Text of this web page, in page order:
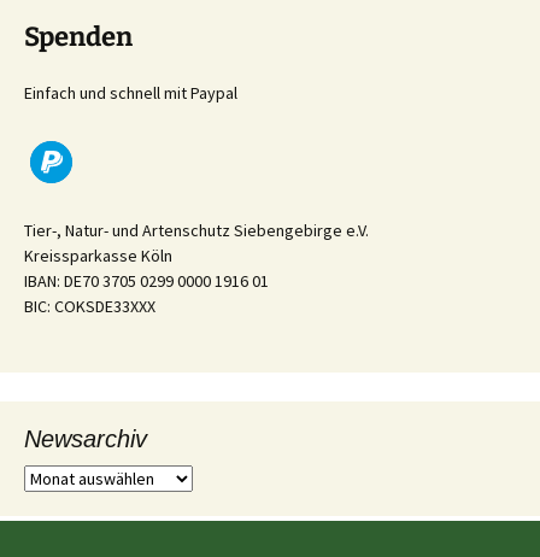
Spenden
Einfach und schnell mit Paypal
Tier-, Natur- und Artenschutz Siebengebirge e.V.
Kreissparkasse Köln
IBAN: DE70 3705 0299 0000 1916 01
BIC: COKSDE33XXX
Newsarchiv